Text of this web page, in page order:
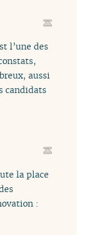
l’une des
aussi
candidats
la place
: